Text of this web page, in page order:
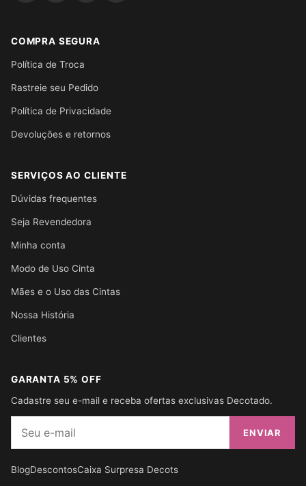
COMPRA SEGURA
Política de Troca
Rastreie seu Pedido
Política de Privacidade
Devoluções e retornos
SERVIÇOS AO CLIENTE
Dúvidas frequentes
Seja Revendedora
Minha conta
Modo de Uso Cinta
Mães e o Uso das Cintas
Nossa História
Clientes
GARANTA 5% OFF
Cadastre seu e-mail e receba ofertas exclusivas Decotado.
ENVIAR
BlogDescontosCaixa Surpresa Decots